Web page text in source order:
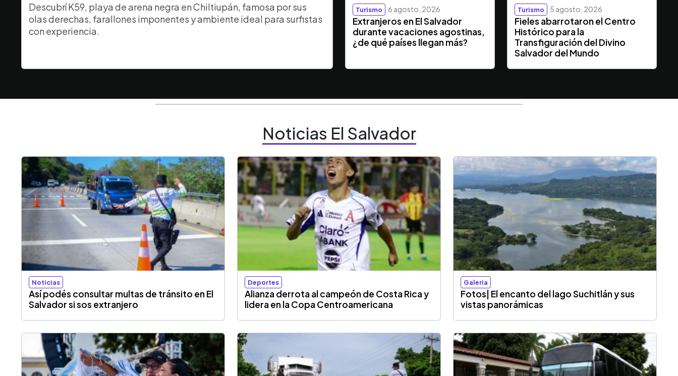
Descubrí K59, playa de arena negra en Chiltiupán, famosa por sus
olas derechas, farallones imponentes y ambiente ideal para surfistas
con experiencia.
Turismo 6 agosto, 2026
Extranjeros en El Salvador
durante vacaciones agostinas,
¿de qué países llegan más?
Turismo 5 agosto, 2026
Fieles abarrotaron el Centro
Histórico para la
Transfiguración del Divino
Salvador del Mundo
Noticias El Salvador
Noticias
Así podés consultar multas de tránsito en El
Salvador si sos extranjero
Deportes
Alianza derrota al campeón de Costa Rica y
lidera en la Copa Centroamericana
Galeria
Fotos| El encanto del lago Suchitlán y sus
vistas panorámicas